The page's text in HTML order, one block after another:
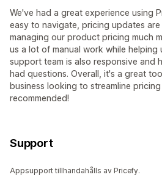
We've had a great experience using
easy to navigate, pricing updates are
managing our product pricing much
us a lot of manual work while helping
support team is also responsive and
had questions. Overall, it's a great
business looking to streamline
recommended!
Support
Appsupport tillhandahålls av Pricefy.